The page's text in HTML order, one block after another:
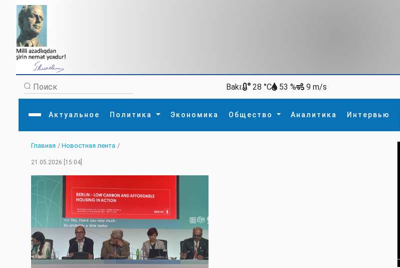
Bakı: 28 °C 53 % 9 m/s
Актуальное Политика Экономика Общество Аналитика Интервью
Главная
Актуальное
Экономика
Аналитика
Культура
Интервью
Литература
МЕДИА
Внутренняя политикаНаука
Главная / Новостная лента /
21.05.2026 [15:04]